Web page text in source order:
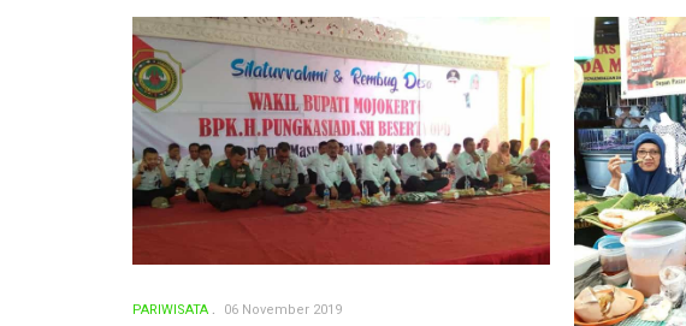
PARIWISATA 06 November 2019